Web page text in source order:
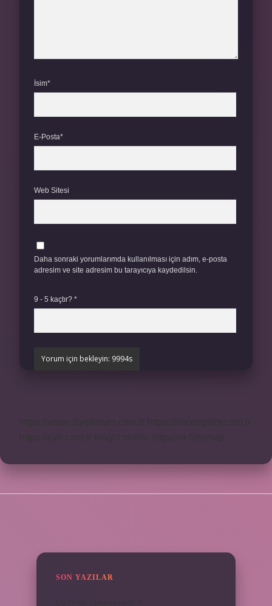
İsim*
E-Posta*
Web Sitesi
Daha sonraki yorumlarımda kullanılması için adım, e-posta
adresim ve site adresim bu tarayıcıya kaydedilsin.
9 - 5 kaçtır? *
SON YAZILAR